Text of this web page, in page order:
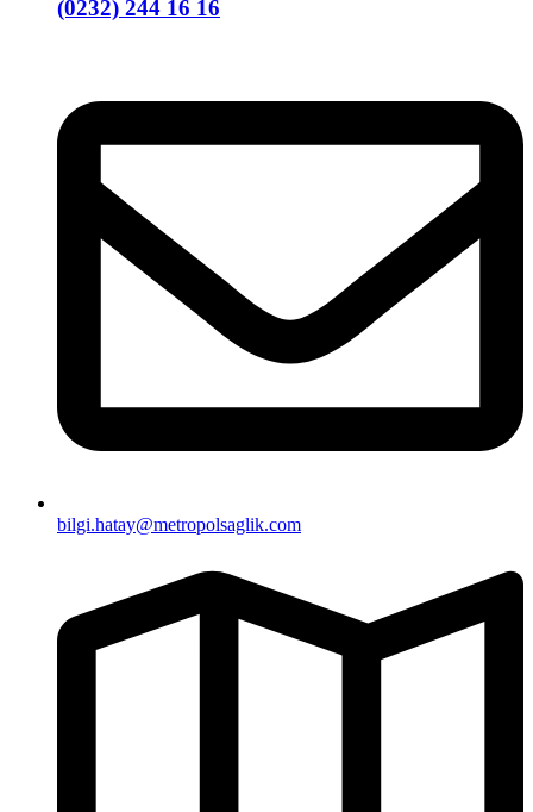
(0232) 244 16 16
bilgi.hatay@metropolsaglik.com